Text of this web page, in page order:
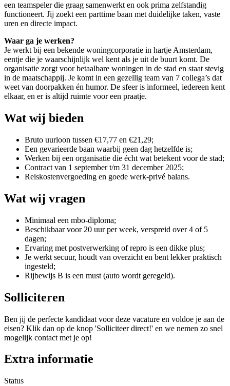
een teamspeler die graag samenwerkt en ook prima zelfstandig
functioneert. Jij zoekt een parttime baan met duidelijke taken, vaste
uren en directe impact.
Waar ga je werken?
Je werkt bij een bekende woningcorporatie in hartje Amsterdam,
eentje die je waarschijnlijk wel kent als je uit de buurt komt. De
organisatie zorgt voor betaalbare woningen in de stad en staat stevig
in de maatschappij. Je komt in een gezellig team van 7 collega’s dat
weet van doorpakken én humor. De sfeer is informeel, iedereen kent
elkaar, en er is altijd ruimte voor een praatje.
Wat wij bieden
Bruto uurloon tussen €17,77 en €21,29;
Een gevarieerde baan waarbij geen dag hetzelfde is;
Werken bij een organisatie die écht wat betekent voor de stad;
Contract van 1 september t/m 31 december 2025;
Reiskostenvergoeding en goede werk-privé balans.
Wat wij vragen
Minimaal een mbo-diploma;
Beschikbaar voor 20 uur per week, verspreid over 4 of 5
dagen;
Ervaring met postverwerking of repro is een dikke plus;
Je werkt secuur, houdt van overzicht en bent lekker praktisch
ingesteld;
Rijbewijs B is een must (auto wordt geregeld).
Solliciteren
Ben jij de perfecte kandidaat voor deze vacature en voldoe je aan de
eisen? Klik dan op de knop 'Solliciteer direct!' en we nemen zo snel
mogelijk contact met je op!
Extra informatie
Status